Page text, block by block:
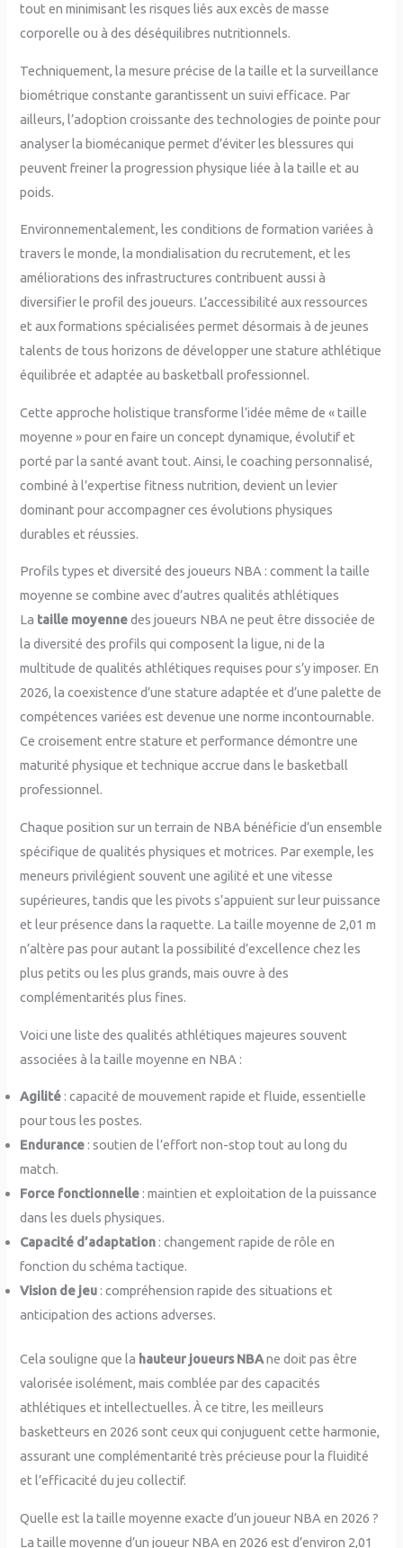
tout en minimisant les risques liés aux excès de masse
corporelle ou à des déséquilibres nutritionnels.
Techniquement, la mesure précise de la taille et la surveillance
biométrique constante garantissent un suivi efficace. Par
ailleurs, l’adoption croissante des technologies de pointe pour
analyser la biomécanique permet d’éviter les blessures qui
peuvent freiner la progression physique liée à la taille et au
poids.
Environnementalement, les conditions de formation variées à
travers le monde, la mondialisation du recrutement, et les
améliorations des infrastructures contribuent aussi à
diversifier le profil des joueurs. L’accessibilité aux ressources
et aux formations spécialisées permet désormais à de jeunes
talents de tous horizons de développer une stature athlétique
équilibrée et adaptée au basketball professionnel.
Cette approche holistique transforme l’idée même de « taille
moyenne » pour en faire un concept dynamique, évolutif et
porté par la santé avant tout. Ainsi, le coaching personnalisé,
combiné à l’expertise fitness nutrition, devient un levier
dominant pour accompagner ces évolutions physiques
durables et réussies.
Profils types et diversité des joueurs NBA : comment la taille
moyenne se combine avec d’autres qualités athlétiques
La taille moyennedes joueurs NBA ne peut être dissociée de
la diversité des profils qui composent la ligue, ni de la
multitude de qualités athlétiques requises pour s’y imposer. En
2026, la coexistence d’une stature adaptée et d’une palette de
compétences variées est devenue une norme incontournable.
Ce croisement entre stature et performance démontre une
maturité physique et technique accrue dans le basketball
professionnel.
Chaque position sur un terrain de NBA bénéficie d’un ensemble
spécifique de qualités physiques et motrices. Par exemple, les
meneurs privilégient souvent une agilité et une vitesse
supérieures, tandis que les pivots s’appuient sur leur puissance
et leur présence dans la raquette. La taille moyenne de 2,01 m
n’altère pas pour autant la possibilité d’excellence chez les
plus petits ou les plus grands, mais ouvre à des
complémentarités plus fines.
Voici une liste des qualités athlétiques majeures souvent
associées à la taille moyenne en NBA :
Agilité : capacité de mouvement rapide et fluide, essentielle
pour tous les postes.
Endurance : soutien de l’effort non-stop tout au long du
match.
Force fonctionnelle : maintien et exploitation de la puissance
dans les duels physiques.
Capacité d’adaptation : changement rapide de rôle en
fonction du schéma tactique.
Vision de jeu : compréhension rapide des situations et
anticipation des actions adverses.
Cela souligne que la hauteur joueurs NBAne doit pas être
valorisée isolément, mais comblée par des capacités
athlétiques et intellectuelles. À ce titre, les meilleurs
basketteurs en 2026 sont ceux qui conjuguent cette harmonie,
assurant une complémentarité très précieuse pour la fluidité
et l’efficacité du jeu collectif.
Quelle est la taille moyenne exacte d’un joueur NBA en 2026 ?
La taille moyenne d’un joueur NBA en 2026 est d’environ 2,01